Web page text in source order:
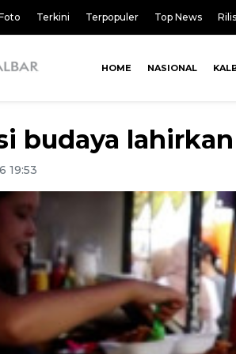
Terkini Terpopuler Top News
HOME NASIONAL
budaya
19:53